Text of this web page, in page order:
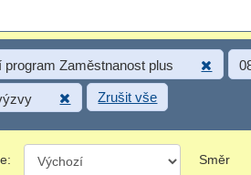
program Zaměstnanost plus
Zrušit vše
Směr